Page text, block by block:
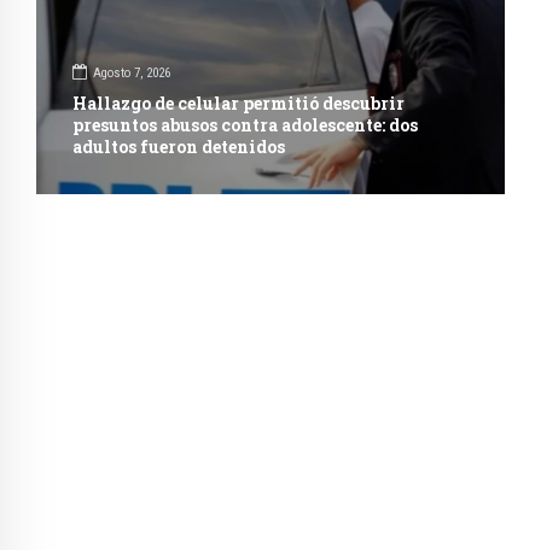
Agosto 7, 2026
Hallazgo de celular permitió descubrir
presuntos abusos contra adolescente: dos
adultos fueron detenidos